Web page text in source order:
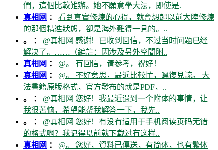
們，這個比較難辦。她不願意學大法，即使是..
真相网 ： 看到真實修煉的心得，就會想起以前大陸修煉
的那個精進狀態，卻是海外難得一見的。..
。 ： @真相网 感谢！已收到回信，不过当时问题已经
解决了。……（編註：因涉及另外空間附..
真相网 ： @。 有回信，请参考，祝好！
真相网 ： @。 不好意思，最近比較忙，遲復見諒。 大
法書籍原版格式，官方發布的就是PDF，..
。 ： @真相网 您好！我最近遇到一个附体的事情，让
我很苦恼，希望能帮我解答一下，我先..
。 ： @真相网 您好！有没有适用于手机阅读页码无错
的格式啊？我记得以前就下载过有这样..
真相网 ： @。 您好，資料已傳送，有简体，也有繁体